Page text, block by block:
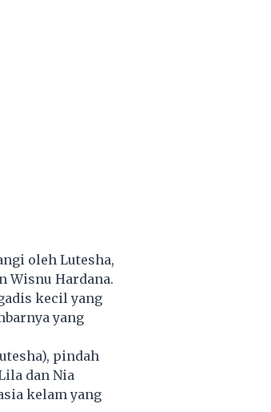
oleh Lutesha,
Wisnu Hardana.
kecil yang
yang
pindah
dan Nia
kelam yang